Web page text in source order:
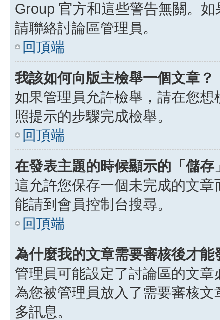
Group 官方和這些警告無關。
請聯絡討論區管理員。
回頂端
我該如何向版主檢舉一個文章？
如果管理員允許檢舉，請在您
照提示的步驟完成檢舉。
回頂端
在發表主題的時候顯示的「儲
這允許您保存一個未完成的文
能請到會員控制台搜尋。
回頂端
為什麼我的文章需要審核後才能
管理員可能設定了討論區的文
為您被管理員放入了需要審核
多訊息。